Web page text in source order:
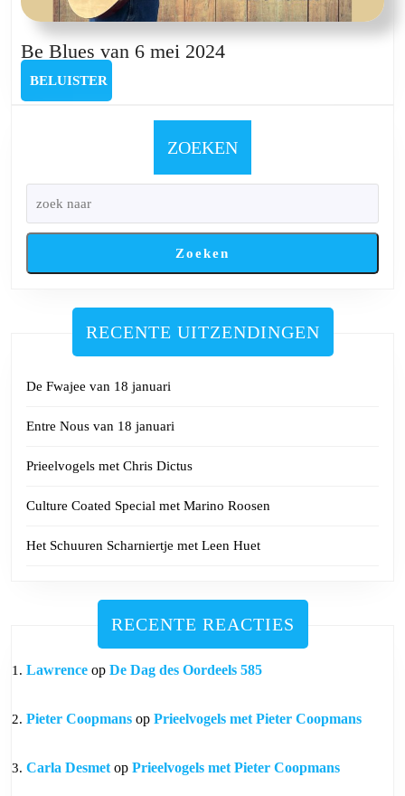
Be Blues van 6 mei 2024Be
6
mei
BELUISTER
ZOEKEN
Zoeken
RECENTE UITZENDINGEN
De Fwajee van 18 januari
Entre Nous van 18 januari
Prieelvogels met Chris Dictus
Culture Coated Special met Marino Roosen
Het Schuuren Scharniertje met Leen Huet
RECENTE REACTIES
Lawrence op De Dag des Oordeels 585
Pieter Coopmans op Prieelvogels met Pieter Coopmans
Carla Desmet op Prieelvogels met Pieter Coopmans